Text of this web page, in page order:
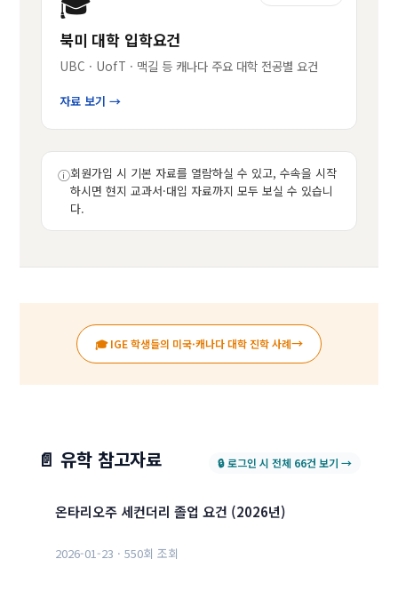
북미 대학 입학요건
UBC · UofT · 맥길 등 캐나다 주요 대학 전공별 요건
자료 보기 →
ⓘ회원가입 시 기본 자료를 열람하실 수 있고, 수속을 시작
하시면 현지 교과서·대입 자료까지 모두 보실 수 있습니
다.
🎓 IGE 학생들의 미국·캐나다 대학 진학 사례→
📄 유학 참고자료 🔒 로그인 시 전체 66건 보기 →
온타리오주 세컨더리 졸업 요건 (2026년)
2026-01-23 · 550회 조회